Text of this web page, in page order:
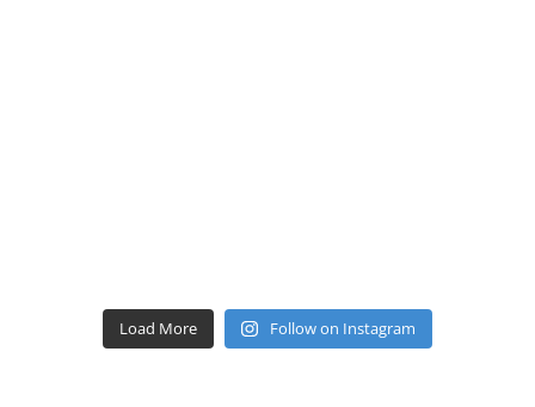
Load More Follow on Instagram